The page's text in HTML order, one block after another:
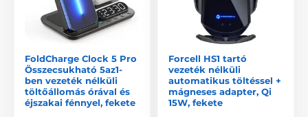
FoldCharge Clock 5 Pro
Összecsukható 5az1-
ben vezeték nélküli
töltőállomás órával és
éjszakai fénnyel, fekete
Forcell HS1 tartó
vezeték nélküli
automatikus töltéssel +
mágneses adapter, Qi
15W, fekete